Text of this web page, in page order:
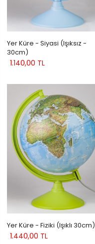
Yer Küre - Siyasi (Işıksız -
30cm)
1.140,00 TL
Yer Küre - Fiziki (Işıklı 30cm)
1.440,00 TL